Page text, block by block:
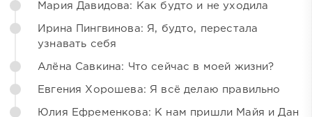
Мария Давидова: Как будто и не уходила
Ирина Пингвинова: Я, будто, перестала
узнавать себя
Алёна Савкина: Что сейчас в моей жизни?
Евгения Хорошева: Я всё делаю правильно
Юлия Ефременкова: К нам пришли Майя и Дан